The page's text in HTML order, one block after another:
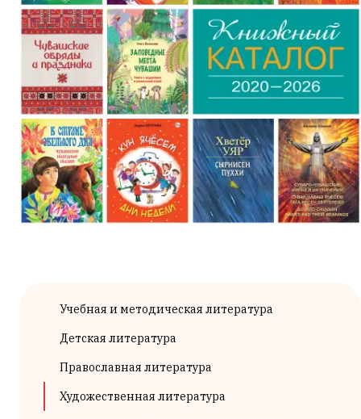
Учебная и методическая литература
Детская литература
Православная литература
Художественная литература